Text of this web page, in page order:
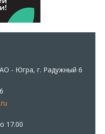
- Югра, г. Радужный 6
17.00